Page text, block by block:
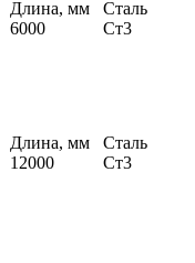
Длина, мм
6000
Сталь
Ст3
Длина, мм
12000
Сталь
Ст3